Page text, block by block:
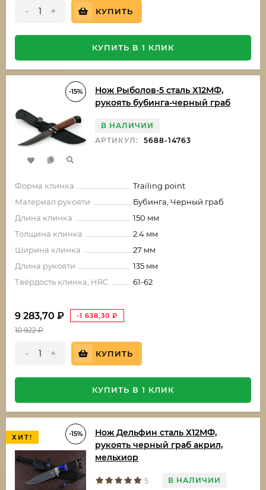
- + КУПИТЬ
КУПИТЬ В 1 КЛИК
-15%
Нож Рыболов-5 сталь Х12МФ,
рукоять бубинга-черный граб
В НАЛИЧИИ
АРТИКУЛ:
5688-14763
Форма клинка
Trailing point
Материал рукояти
Бубинга, Черный граб
Длина клинка
150 мм
Толщина клинка
2.4 мм
Ширина клинка
27 мм
Длина рукояти
135 мм
Твёрдость клинка, HRC
61-62
9 283,70 ₽ -1 638,30 ₽
10 922₽
- + КУПИТЬ
КУПИТЬ В 1 КЛИК
ХИТ! -15%
Нож Дельфин сталь Х12МФ,
рукоять черный граб акрил,
мельхиор
5
В НАЛИЧИИ